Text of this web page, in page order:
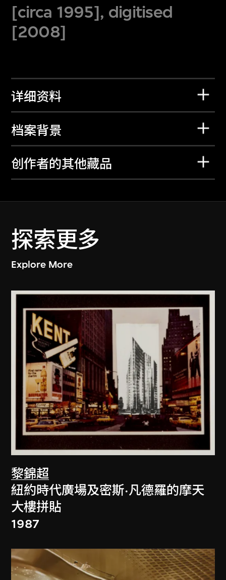
[circa 1995], digitised
[2008]
详细资料
档案背景
创作者的其他藏品
探索更多
Explore More
黎錦超
紐約時代廣場及密斯·凡德羅的摩天
大樓拼貼
1987